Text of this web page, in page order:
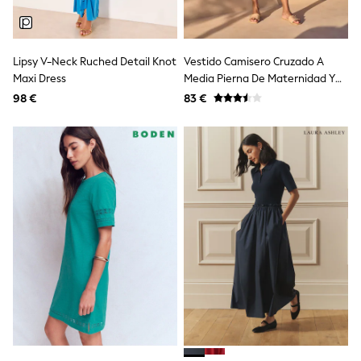
Shoes
Cardigans
New In
Nighties
Sleepsuits
Blanket Hoodies
All Bags & Accessories
New In
Bags
Denim Jackets
Raincoats
Waterproof
Shackets
Puddlesuits
Pramsuits
Gilets
Fleeces
Teddy Borg
Puffers
Lipsy V-Neck Ruched Detail Knot
Maxi Dress
98 €
Vestido Camisero Cruzado A
Media Pierna De Maternidad Y
Lactancia De Seraphine
83 €